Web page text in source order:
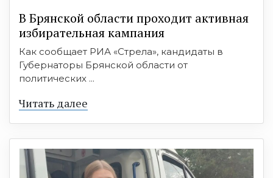
В Брянской области проходит активная
избирательная кампания
Как сообщает РИА «Стрела», кандидаты в
Губернаторы Брянской области от
политических ...
Читать далее